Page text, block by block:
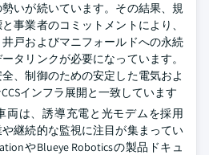
いが続いています。その結果、規
事業者のコミットメントにより、
戸およびマニフォールドへの永続
タリンクが必要になっています。
、制御のための安定した電気およ
インフラ展開と一致しています
両は、誘導充電と光モデムを採用
継続的な監視に注目が集まってい
やBlueye Roboticsの製品ドキュ